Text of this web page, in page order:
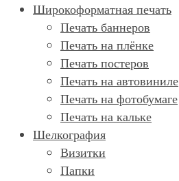
Широкоформатная печать
Печать баннеров
Печать на плёнке
Печать постеров
Печать на автовиниле
Печать на фотобумаге
Печать на кальке
Шелкография
Визитки
Папки